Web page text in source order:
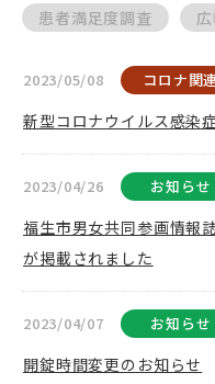
患者満足度調査
2023/05/08 コロナ関連
新型コロナウイルス感染
2023/04/26 お知らせ
福生市男女共同参画情報
が掲載されました
2023/04/07 お知らせ
開錠時間変更のお知らせ